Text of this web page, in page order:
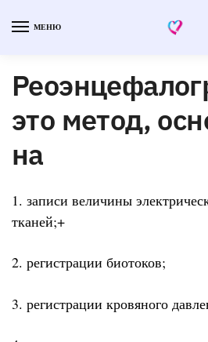
МЕНЮ
это метод,
на
1. записи величины
тканей;+
2. регистрации биотоков;
3. регистрации кровяного